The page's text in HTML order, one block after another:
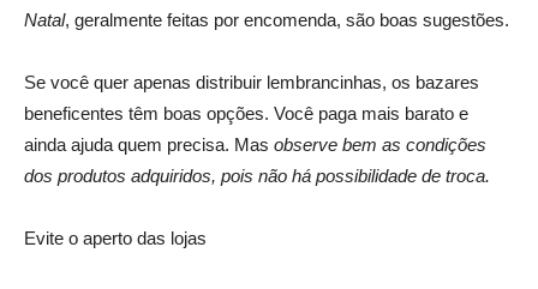
Natal, geralmente feitas por encomenda, são boas sugestões.
Se você quer apenas distribuir lembrancinhas, os bazares
beneficentes têm boas opções. Você paga mais barato e
ainda ajuda quem precisa. Mas observe bem as condições
dos produtos adquiridos, pois não há possibilidade de troca.
Evite o aperto das lojas